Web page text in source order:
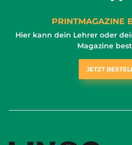
PRINTMAGAZINE
Hier kann dein Lehrer oder
Magazine
JETZT